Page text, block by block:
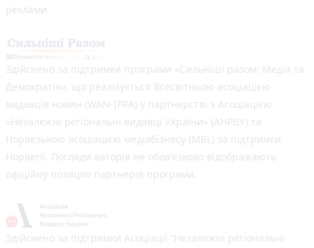
реклами.
Здійснено за підтримки програми «Сильніші разом: Медіа та
Демократія», що реалізується Всесвітньою асоціацією
видавців новин (WAN-IFRA) у партнерстві з Асоціацією
«Незалежні регіональні видавці України» (АНРВУ) та
Норвезькою асоціацією медіабізнесу (MBL) за підтримки
Норвегії. Погляди авторів не обов’язково відображають
офіційну позицію партнерів програми.
Здійснено за підтримки Асоціації “Незалежні регіональні